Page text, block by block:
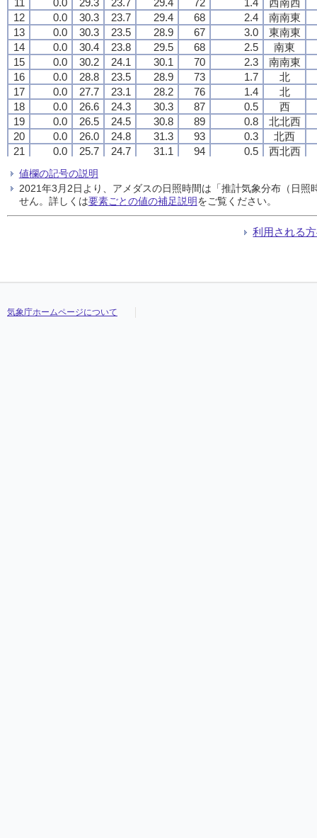
12
0.0 30.3 23.7 29.4 68 2.4
南南東
13
0.0 30.3 23.5 28.9 67 3.0
東南東
14
0.0 30.4 23.8 29.5 68 2.5
南東
15
0.0 30.2 24.1 30.1 70 2.3
南南東
16
0.0 28.8 23.5 28.9 73 1.7
北
17
0.0 27.7 23.1 28.2 76 1.4
北
18
0.0 26.6 24.3 30.3 87 0.5
西
19
0.0 26.5 24.5 30.8 89 0.8
北北西
20
0.0 26.0 24.8 31.3 93 0.3
北西
21
0.0 25.7 24.7 31.1 94 0.5
西北西
26.1
23
0.0 25.6
北北西
24
0.0 25.2 24.5 30.8 96 0.9 南西
12
0.0 30.3 23.7 29.4 68 2.4
南南東
13
0.0 30.3 23.5 28.9 67 3.0
東南東
14
0.0 30.4 23.8 29.5 68 2.5
南東
15
0.0 30.2 24.1 30.1 70 2.3
南南東
16
0.0 28.8 23.5 28.9 73 1.7
北
17
0.0 27.7 23.1 28.2 76 1.4
北
18
0.0 26.6 24.3 30.3 87 0.5
西
19
0.0 26.5 24.5 30.8 89 0.8
北北西
20
0.0 26.0 24.8 31.3 93 0.3
北西
21
0.0 25.7 24.7 31.1 94 0.5
西北西
26.1
23
0.0 25.6
北北西
24
0.0 25.2 24.5 30.8 96 0.9 南西
12
0.0 30.3 23.7 29.4 68 2.4
南南東
13
0.0 30.3 23.5 28.9 67 3.0
東南東
14
0.0 30.4 23.8 29.5 68 2.5
南東
15
0.0 30.2 24.1 30.1 70 2.3
南南東
16
0.0 28.8 23.5 28.9 73 1.7
北
17
0.0 27.7 23.1 28.2 76 1.4
北
18
0.0 26.6 24.3 30.3 87 0.5
西
19
0.0 26.5 24.5 30.8 89 0.8
北北西
20
0.0 26.0 24.8 31.3 93 0.3
北西
21
0.0 25.7 24.7 31.1 94 0.5
西北西
26.1
23
0.0 25.6
北北西
24
0.0 25.2 24.5 30.8 96 0.9 南西
12
0.0 30.3 23.7 29.4 68 2.4
南南東
13
0.0 30.3 23.5 28.9 67 3.0
東南東
14
0.0 30.4 23.8 29.5 68 2.5
南東
15
0.0 30.2 24.1 30.1 70 2.3
南南東
16
0.0 28.8 23.5 28.9 73 1.7
北
17
0.0 27.7 23.1 28.2 76 1.4
北
18
0.0 26.6 24.3 30.3 87 0.5
西
19
0.0 26.5 24.5 30.8 89 0.8
北北西
20
0.0 26.0 24.8 31.3 93 0.3
北西
21
0.0 25.7 24.7 31.1 94 0.5
西北西
26.1
23
0.0 25.6
北北西
24
0.0 25.2 24.5 30.8 96 0.9 南西
値欄の記号の説明
2021年3月2日より、アメダスの日照時間は「推計気象分布（日
せん。詳しくは要素ごとの値の補足説明をご覧ください。
利用される
気象庁ホームページについて